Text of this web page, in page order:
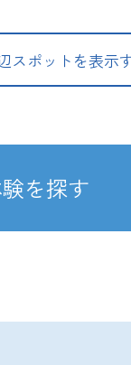
スポットを表示
を探す